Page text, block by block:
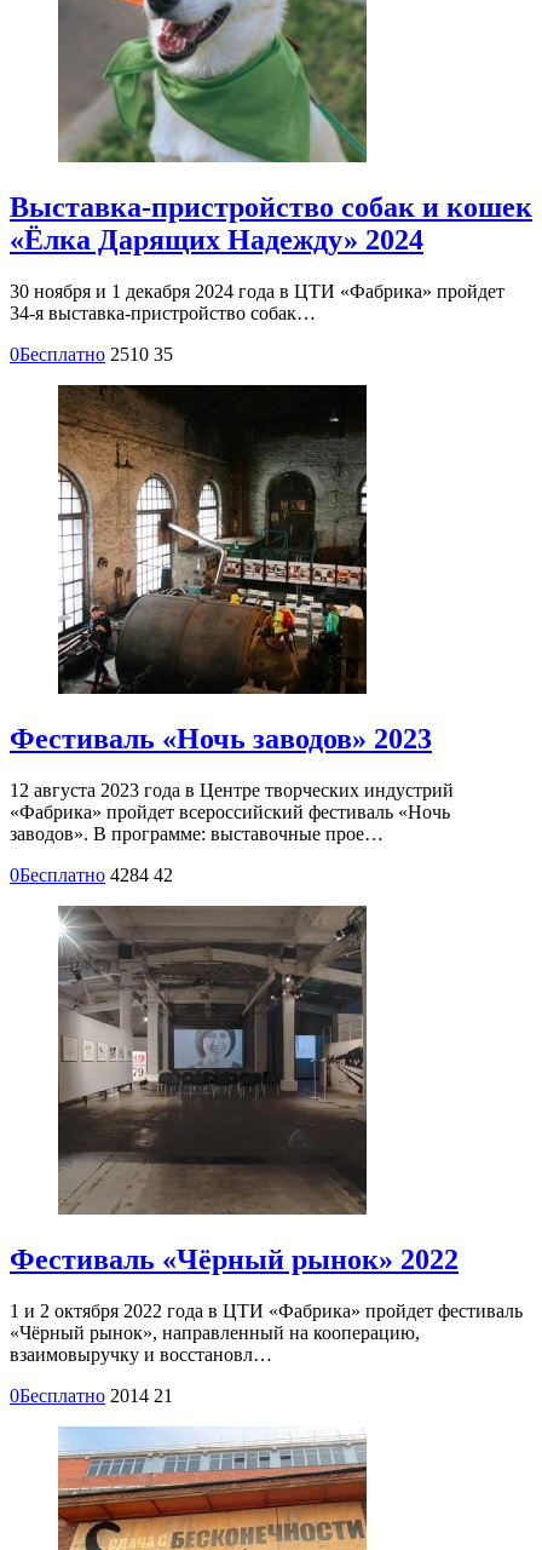
Выставка-пристройство собак и кошек
«Ёлка Дарящих Надежду» 2024
30 ноября и 1 декабря 2024 года в ЦТИ «Фабрика» пройдет
34-я выставка-пристройство собак…
0Бесплатно 2510 35
Фестиваль «Ночь заводов» 2023
12 августа 2023 года в Центре творческих индустрий
«Фабрика» пройдет всероссийский фестиваль «Ночь
заводов». В программе: выставочные прое…
0Бесплатно 4284 42
Фестиваль «Чёрный рынок» 2022
1 и 2 октября 2022 года в ЦТИ «Фабрика» пройдет фестиваль
«Чёрный рынок‎»‎, направленный на кооперацию,
взаимовыручку и восстановл…
0Бесплатно 2014 21